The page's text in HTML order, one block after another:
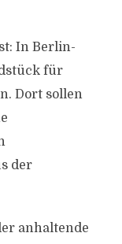
In Berlin-
für
Dort sollen
der
anhaltende